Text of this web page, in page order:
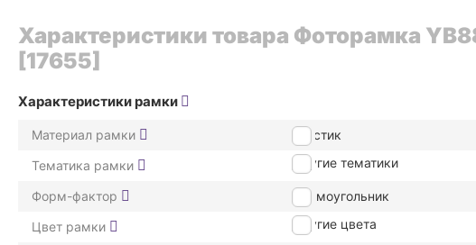
Характеристики товара Фоторамка
[17655]
Характеристики рамки
Материал рамки
пластик
Тематика рамки
Другие тематики
Форм-фактор
Прямоугольник
Цвет рамки
Другие цвета